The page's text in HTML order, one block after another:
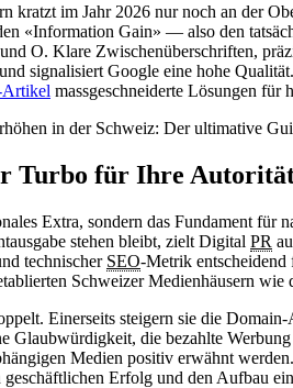
kratzt im Jahr 2026 nur noch an der
«Information Gain» — also den
O. Klare Zwischenüberschriften,
signalisiert Google eine hohe
Artikel massgeschneiderte Lösungen für
Turbo für Ihre
Extra, sondern das Fundament für
stehen bleibt, zielt Digital PR
technischer SEO-Metrik entscheidend
Schweizer Medienhäusern
Einerseits steigern sie die
Glaubwürdigkeit, die bezahlte
Medien positiv erwähnt
Erfolg und den Aufbau